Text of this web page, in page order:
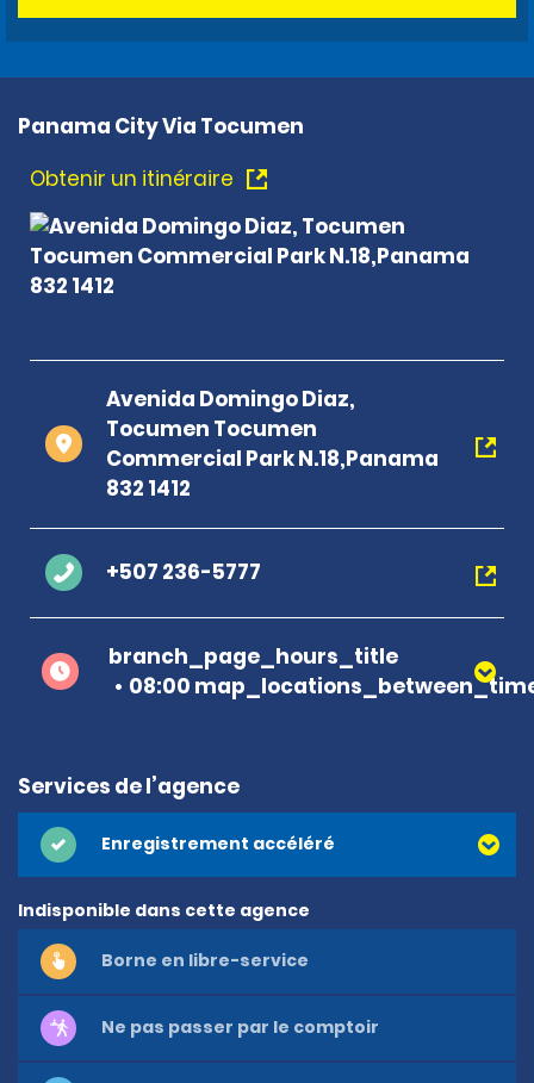
Panama City Via Tocumen
Obtenir un itinéraire
Avenida Domingo Diaz,
Tocumen Tocumen
Commercial Park N.18,Panama
832 1412
+507 236-5777
branch_page_hours_title
08:00
Services de l’agence
Enregistrement accéléré
Indisponible dans cette agence
Borne en libre-service
Ne pas passer par le comptoir